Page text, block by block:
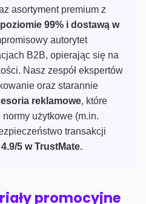
asortyment premium z
99% i dostawą w
autorytet
B2B, opierając się na
Nasz zespół ekspertów
oraz starannie
reklamowe, które
użytkowe (m.in.
transakcji
4.9/5 w TrustMate.
promocyjne